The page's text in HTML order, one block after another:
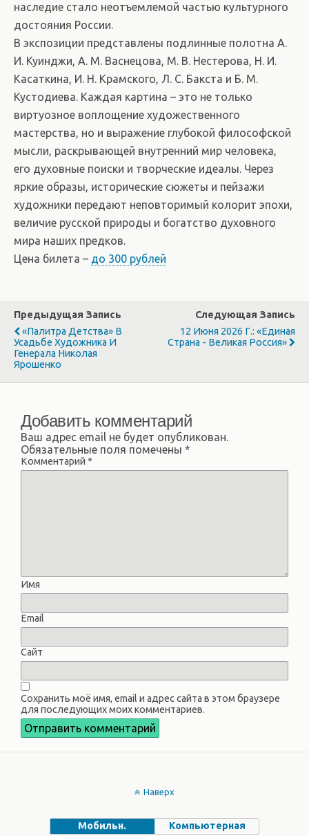
наследие стало неотъемлемой частью культурного
достояния России.
В экспозиции представлены подлинные полотна А.
И. Куинджи, А. М. Васнецова, М. В. Нестерова, Н. И.
Касаткина, И. Н. Крамского, Л. С. Бакста и Б. М.
Кустодиева. Каждая картина – это не только
виртуозное воплощение художественного
мастерства, но и выражение глубокой философской
мысли, раскрывающей внутренний мир человека,
его духовные поиски и творческие идеалы. Через
яркие образы, исторические сюжеты и пейзажи
художники передают неповторимый колорит эпохи,
величие русской природы и богатство духовного
мира наших предков.
Цена билета – до 300 рублей
Предыдущая Запись
«Палитра Детства» В
Усадьбе Художника И
Генерала Николая
Ярошенко
Следующая Запись
12 Июня 2026 Г.: «Единая
Страна - Великая Россия»
Добавить комментарий
Ваш адрес email не будет опубликован.
Обязательные поля помечены *
Комментарий *
Имя
Email
Сайт
Сохранить моё имя, email и адрес сайта в этом браузере
для последующих моих комментариев.
Наверх
Мобильн. Компьютерная